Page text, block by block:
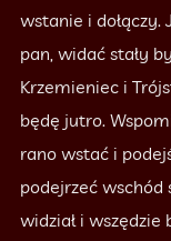
wstanie i dołączy.
pan, widać stały
Krzemieniec i
będę jutro.
rano wstać i
podejrzeć wschód
widział i wszędzie